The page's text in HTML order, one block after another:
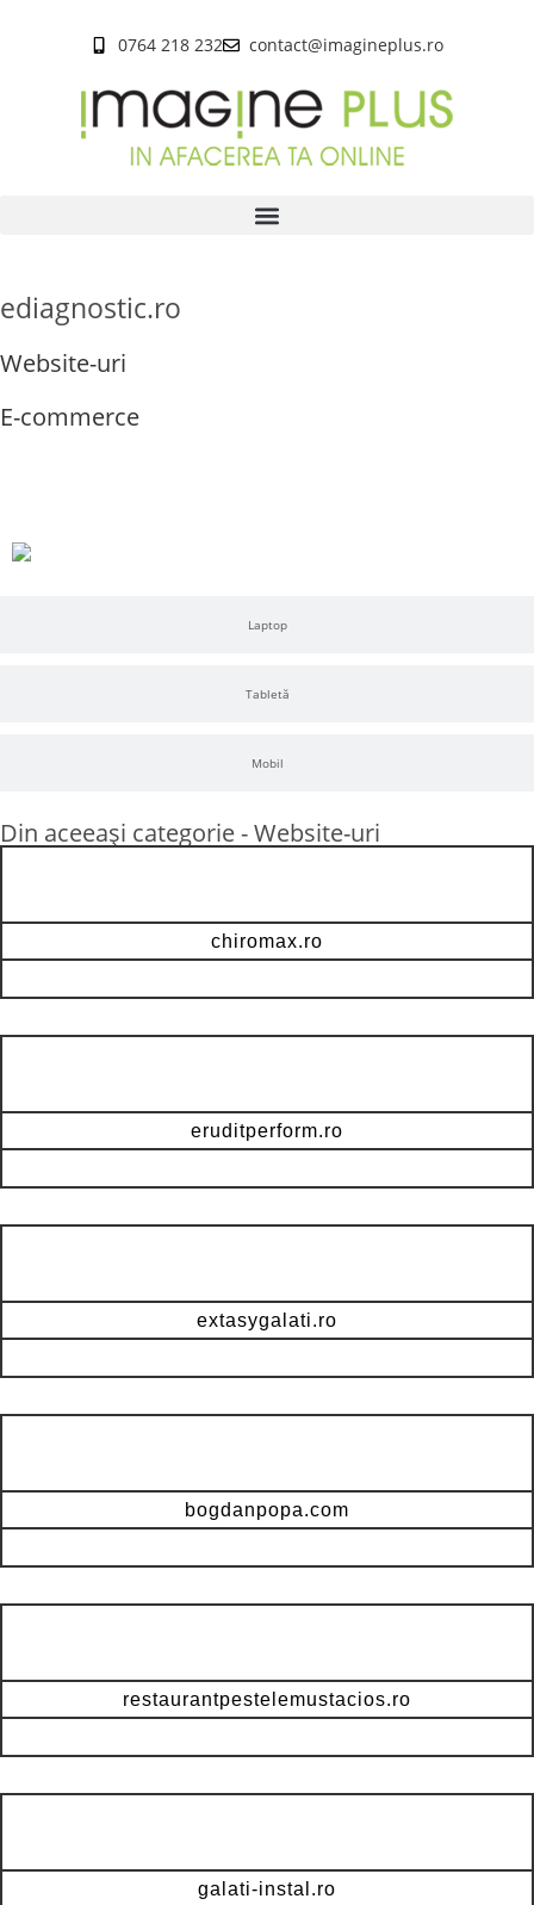
0764 218 232 contact@imagineplus.ro
ediagnostic.ro
Website-uri
E-commerce
Laptop
Tabletă
Mobil
Din aceeași categorie -Website-uri
chiromax.ro
eruditperform.ro
extasygalati.ro
bogdanpopa.com
restaurantpestelemustacios.ro
galati-instal.ro